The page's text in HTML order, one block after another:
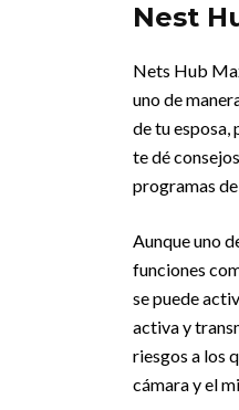
Nest
Nets Hub
uno de
de tu
te dé
programas
Aunque uno
funciones
se puede
activa y
riesgos a los
cámara y el